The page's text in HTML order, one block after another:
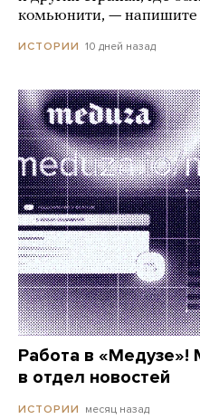
комьюнити, —
ИСТОРИИ 10 дней назад
Работа в
в отдел новостей
ИСТОРИИ месяц назад